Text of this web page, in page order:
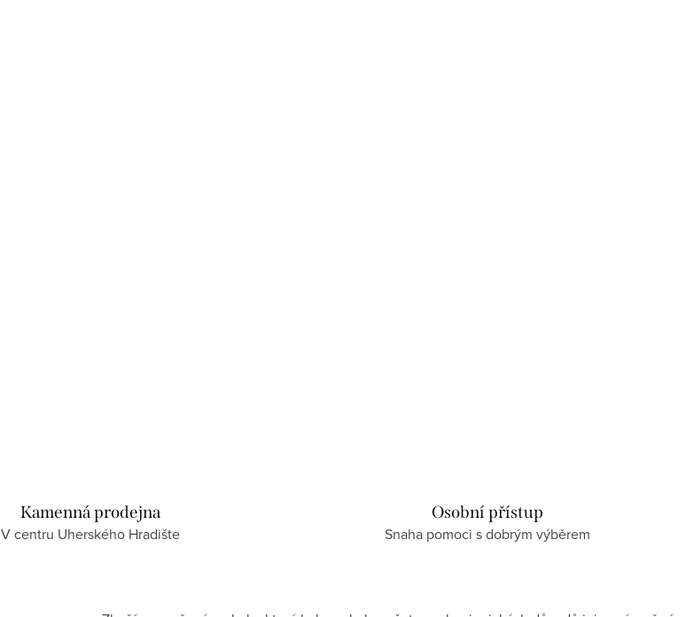
Kamenná prodejna
V centru Uherského Hradište
Osobní přístup
Snaha pomoci s dobrým výběrem